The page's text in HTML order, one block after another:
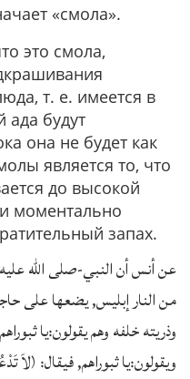
«смола».
это смола,
т. е. имеется в
ада будут
она не будет как
является то, что
до высокой
моментально
запах.
عن أنس أن النبي-صلى الله
من النار إبليس, يضعها على
وذريته خلفه وهم يقولون:يا
ويقولون:يا ثبوراهم, فيقال: (لاَ